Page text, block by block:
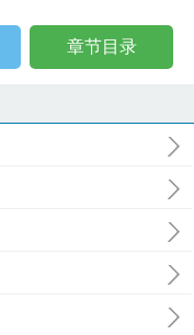
章节目录